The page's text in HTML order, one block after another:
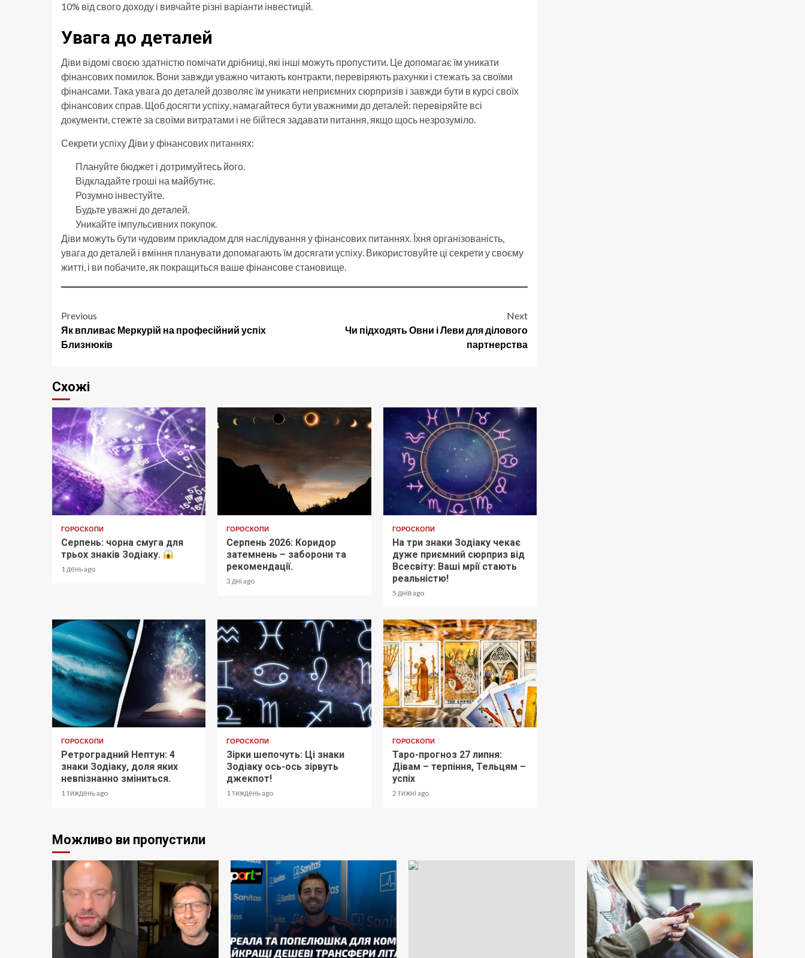
10% від свого доходу і вивчайте різні варіанти інвестицій.
Увага до деталей
Діви відомі своєю здатністю помічати дрібниці, які інші можуть пропустити. Це допомагає їм уникати
фінансових помилок. Вони завжди уважно читають контракти, перевіряють рахунки і стежать за своїми
фінансами. Така увага до деталей дозволяє їм уникати неприємних сюрпризів і завжди бути в курсі своїх
фінансових справ. Щоб досягти успіху, намагайтеся бути уважними до деталей: перевіряйте всі
документи, стежте за своїми витратами і не бійтеся задавати питання, якщо щось незрозуміло.
Секрети успіху Діви у фінансових питаннях:
Плануйте бюджет і дотримуйтесь його.
Відкладайте гроші на майбутнє.
Розумно інвестуйте.
Будьте уважні до деталей.
Уникайте імпульсивних покупок.
Діви можуть бути чудовим прикладом для наслідування у фінансових питаннях. Їхня організованість,
увага до деталей і вміння планувати допомагають їм досягати успіху. Використовуйте ці секрети у своєму
житті, і ви побачите, як покращиться ваше фінансове становище.
Post
navigation
Previous
Як впливає Меркурій на професійний успіх
Близнюків
Next
Чи підходять Овни і Леви для ділового
партнерства
Схожі
ГОРОСКОПИ
Серпень: чорна смуга для
трьох знаків Зодіаку.
1 день ago
ГОРОСКОПИ
Серпень 2026: Коридор
затемнень – заборони та
рекомендації.
3 дні ago
ГОРОСКОПИ
На три знаки Зодіаку чекає
дуже приємний сюрприз від
Всесвіту: Ваші мрії стають
реальністю!
5 днів ago
ГОРОСКОПИ
Ретроградний Нептун: 4
знаки Зодіаку, доля яких
невпізнанно зміниться.
1 тиждень ago
ГОРОСКОПИ
Зірки шепочуть: Ці знаки
Зодіаку ось-ось зірвуть
джекпот!
1 тиждень ago
ГОРОСКОПИ
Таро-прогноз 27 липня:
Дівам – терпіння, Тельцям –
успіх
2 тижні ago
Можливо ви пропустили